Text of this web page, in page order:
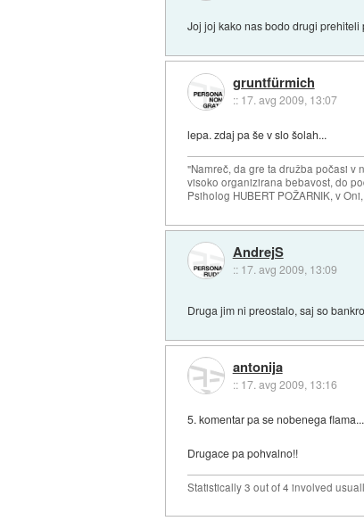
Joj joj kako nas bodo drugi prehiteli
gruntfürmich
:: 17. avg 2009, 13:07
lepa. zdaj pa še v slo šolah...
"Namreč, da gre ta družba počasi v
visoko organizirana bebavost, do
Psiholog HUBERT POŽARNIK, v
AndrejS
:: 17. avg 2009, 13:09
Druga jim ni preostalo, saj so
antonija
:: 17. avg 2009, 13:16
5. komentar pa se nobenega
Drugace pa pohvalno!!
Statistically 3 out of 4 involved